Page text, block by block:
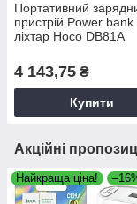
Портативний
пристрій Power bank
ліхтар Hoco DB81A
чорний, Зовнішній
акумулятор
4 143,75 ₴
Купити
Акційні
Найкраща ціна!